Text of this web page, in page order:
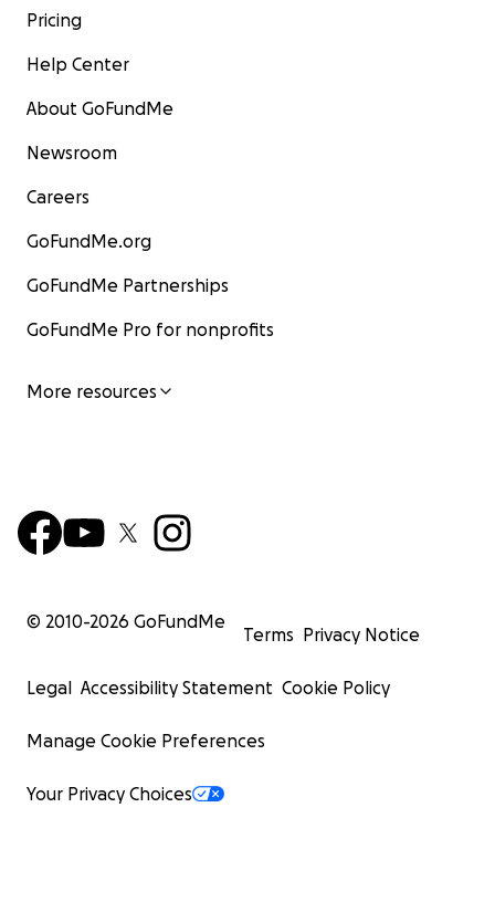
Pricing
Help Center
About GoFundMe
Newsroom
Careers
GoFundMe.org
GoFundMe Partnerships
GoFundMe Pro for nonprofits
More resources
© 2010-2026 GoFundMe
Terms Privacy Notice
Legal Accessibility Statement Cookie Policy
Manage Cookie Preferences
Your Privacy Choices